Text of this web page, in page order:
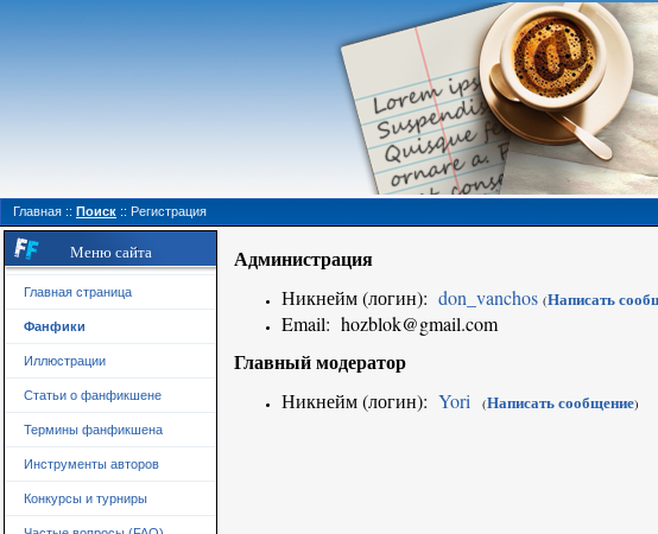
Главная :: Поиск :: Регистрация
Меню сайта
Главная страница
Фанфики
Иллюстрации
Статьи о фанфикшене
Термины фанфикшена
Инструменты авторов
Конкурсы и турниры
Администрация
Никнейм (логин): don_vanchos (Написать
Email: hozblok@gmail.com
Главный модератор
Никнейм (логин): Yori (Написать сообщение)